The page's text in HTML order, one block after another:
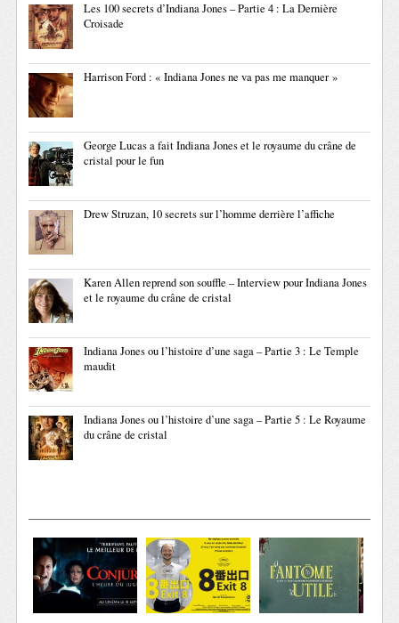
Les 100 secrets d’Indiana Jones – Partie 4 : La Dernière
Croisade
Harrison Ford : « Indiana Jones ne va pas me manquer »
George Lucas a fait Indiana Jones et le royaume du crâne de
cristal pour le fun
Drew Struzan, 10 secrets sur l’homme derrière l’affiche
Karen Allen reprend son souffle – Interview pour Indiana Jones
et le royaume du crâne de cristal
Indiana Jones ou l’histoire d’une saga – Partie 3 : Le Temple
maudit
Indiana Jones ou l’histoire d’une saga – Partie 5 : Le Royaume
du crâne de cristal